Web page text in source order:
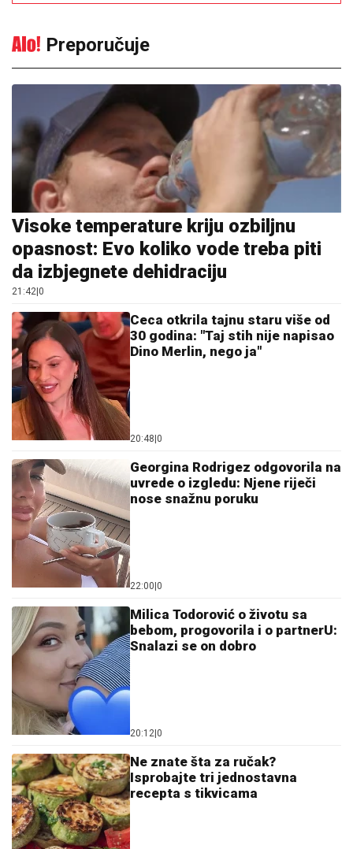
Preporučuje
Visoke temperature kriju ozbiljnu
opasnost: Evo koliko vode treba piti
da izbjegnete dehidraciju
21:42|0
Ceca otkrila tajnu staru više od
30 godina: "Taj stih nije napisao
Dino Merlin, nego ja"
20:48|0
Georgina Rodrigez odgovorila na
uvrede o izgledu: Njene riječi
nose snažnu poruku
22:00|0
Milica Todorović o životu sa
bebom, progovorila i o partnerU:
Snalazi se on dobro
20:12|0
Ne znate šta za ručak?
Isprobajte tri jednostavna
recepta s tikvicama